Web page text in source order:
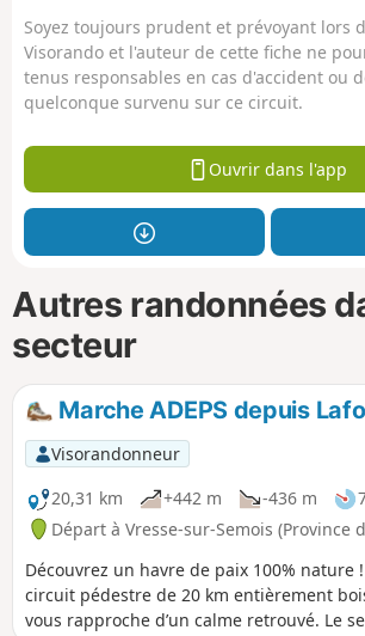
Soyez toujours prudent et prévoyant lors
Visorando et l'auteur de cette fiche ne
tenus responsables en cas d'accident ou
quelconque survenu sur ce circuit.
Ouvrir dans l'app
Autres randonnées
secteur
Marche ADEPS depuis
Visorandonneur
20,31 km
+442 m -436 m
Départ à Vresse-sur-Semois (Province
Découvrez un havre de paix 100% nature
circuit pédestre de 20 km entièrement
vous rapproche d’un calme retrouvé. Le